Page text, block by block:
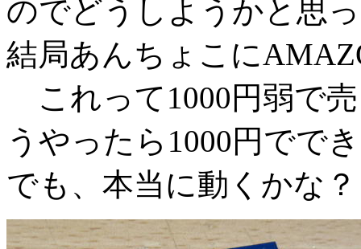
のでどうしようかと思
結局あんちょこに
これって1000円弱で
うやったら1000円でで
でも、本当に動くかな